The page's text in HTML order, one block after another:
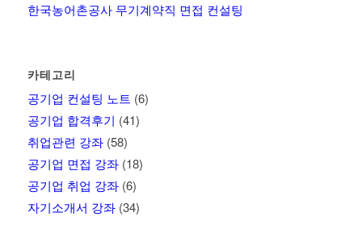
한국농어촌공사 무기계약직 면접 컨설팅
카테고리
공기업 컨설팅 노트 (6)
공기업 합격후기 (41)
취업관련 강좌(58)
공기업 면접 강좌(18)
공기업 취업 강좌(6)
자기소개서 강좌(34)